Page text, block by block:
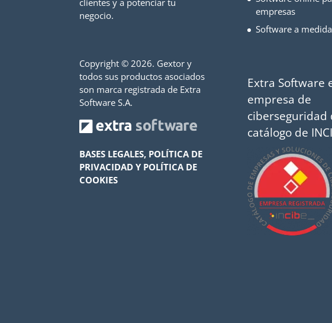
clientes y a potenciar tu
negocio.
Copyright ©2026. Gextor y
todos sus productos asociados
son marca registrada de Extra
Software S.A.
BASES LEGALES, POLÍTICA DE
PRIVACIDAD Y POLÍTICA DE
COOKIES
empresas
Software a
Extra Software
empresa de
ciberseguridad
catálogo de